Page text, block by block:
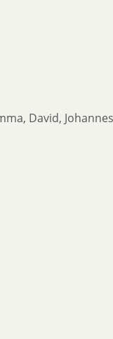
David,